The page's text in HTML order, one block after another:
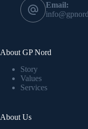
Email:
About GP Nord
Story
Values
Services
About Us